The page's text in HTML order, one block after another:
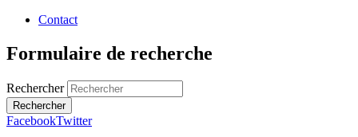
Contact
Formulaire de recherche
Rechercher
FacebookTwitter